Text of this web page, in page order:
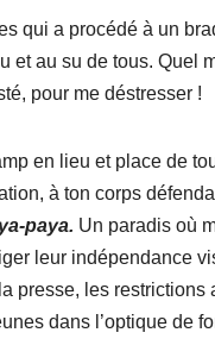
qui a procédé à un
au su de tous. Quel
pour me déstresser !
en lieu et place de
à ton corps
paya. Un paradis où
leur indépendance
presse, les
dans l’optique de